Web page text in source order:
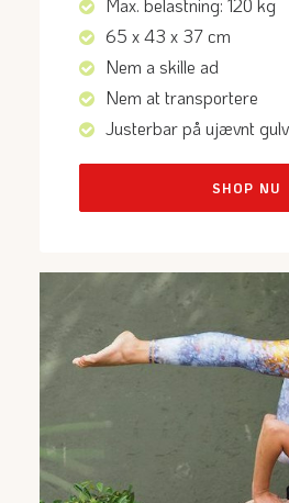
Max. belastning: 120 kg
65 x 43 x 37 cm
Nem a skille ad
Nem at transportere
Justerbar på ujævnt gulv
SHOP NU